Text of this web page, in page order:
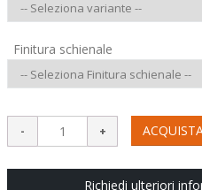
Finitura schienale
Richiedi ulteriori